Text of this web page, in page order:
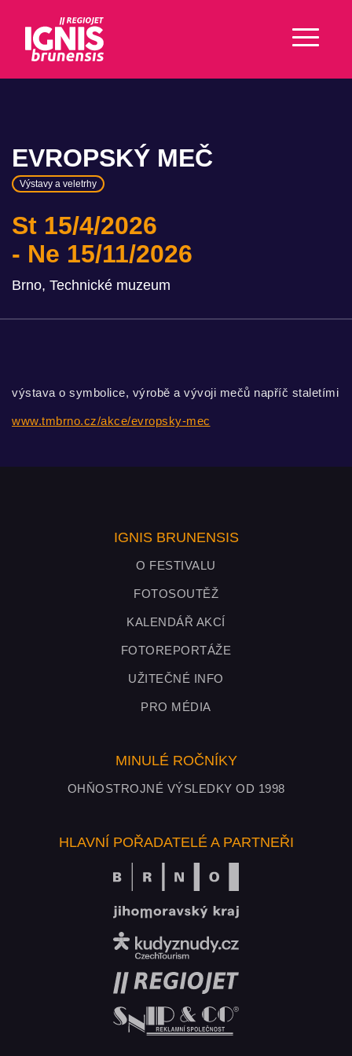
EVROPSKÝ MEČ
Výstavy a veletrhy
St 15/4/2026
Ne 15/11/2026
Brno, Technické muzeum
výstava o symbolice, výrobě a vývoji mečů napříč staletími
www.tmbrno.cz/akce/evropsky-mec
IGNIS BRUNENSIS
O FESTIVALU
FOTOSOUTĚŽ
KALENDÁŘ AKCÍ
FOTOREPORTÁŽE
UŽITEČNÉ INFO
PRO MÉDIA
MINULÉ ROČNÍKY
OHŇOSTROJNÉ VÝSLEDKY OD 1998
HLAVNÍ POŘADATELÉ A PARTNEŘI